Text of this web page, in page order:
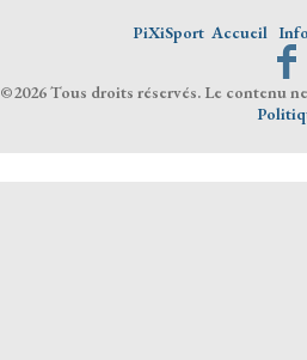
PiXiSport Accueil
©2026 Tous droits réservés. Le contenu